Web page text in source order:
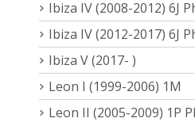
Ibiza IV (2008-2012) 6J
Ibiza IV (2012-2017) 6J
Ibiza V (2017- )
Leon I (1999-2006) 1M
Leon II (2005-2009) 1P